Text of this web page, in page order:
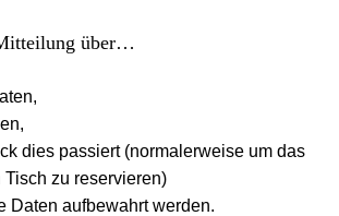
über…
dies passiert (normalerweise um das
zu reservieren)
Daten aufbewahrt werden.